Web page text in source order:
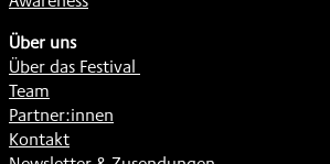
Über uns
Über das Festival
Team
Partner:innen
Kontakt